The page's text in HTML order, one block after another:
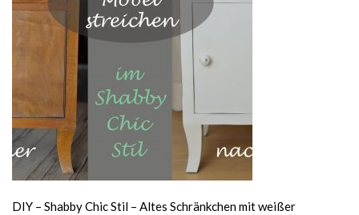
DIY – Shabby Chic Stil – Altes Schränkchen mit weißer